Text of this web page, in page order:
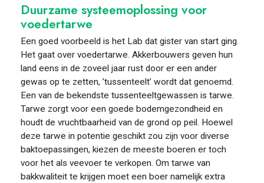
Duurzame systeemoplossing voor
voedertarwe
Een goed voorbeeld is het Lab dat gister van start ging.
Het gaat over voedertarwe. Akkerbouwers geven hun
land eens in de zoveel jaar rust door er een ander
gewas op te zetten, ’tussenteelt’ wordt dat genoemd.
Een van de bekendste tussenteeltgewassen is tarwe.
Tarwe zorgt voor een goede bodemgezondheid en
houdt de vruchtbaarheid van de grond op peil. Hoewel
deze tarwe in potentie geschikt zou zijn voor diverse
baktoepassingen, kiezen de meeste boeren er toch
voor het als veevoer te verkopen. Om tarwe van
bakkwaliteit te krijgen moet een boer namelijk extra